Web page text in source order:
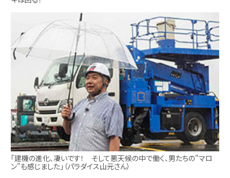
「建機の進化、凄いです！ そして悪天候の中で働く、男たちの"マロ
ン"も感じました」（パラダイス山元さん）